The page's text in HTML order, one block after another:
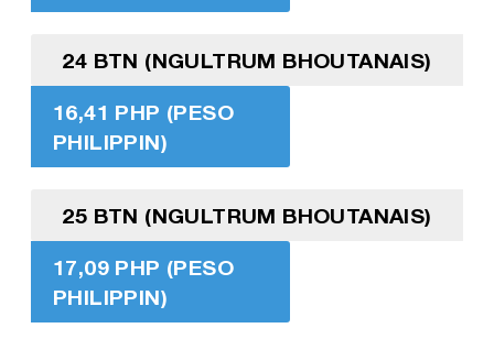
24 BTN (NGULTRUM BHOUTANAIS)
16,41 PHP (PESO
PHILIPPIN)
25 BTN (NGULTRUM BHOUTANAIS)
17,09 PHP (PESO
PHILIPPIN)